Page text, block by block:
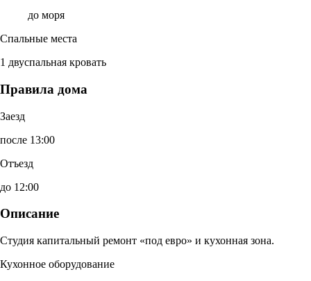
до моря
Спальные места
1 двуспальная кровать
Правила дома
Заезд
после 13:00
Отъезд
до 12:00
Описание
Студия капитальный ремонт «под евро» и кухонная зона.
Кухонное оборудование